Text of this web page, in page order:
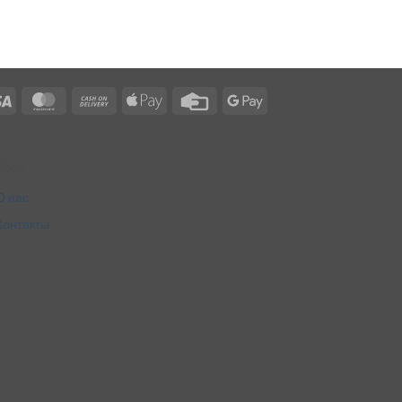
Visa MasterCardCash
Apple
Credit
Google
нас